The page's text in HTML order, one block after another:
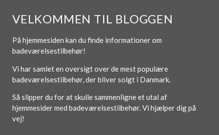
VELKOMMEN TIL BLOGGEN
På hjemmesiden kan du finde informationer om
badeværelsestilbehør!
Vi har samlet en oversigt over de mest populære
badeværelsestilbehør, der bliver solgt i Danmark.
Så slipper du for at skulle sammenligne et utal af
hjemmesider med badeværelsestilbehør. Vi hjælper dig på
vej!